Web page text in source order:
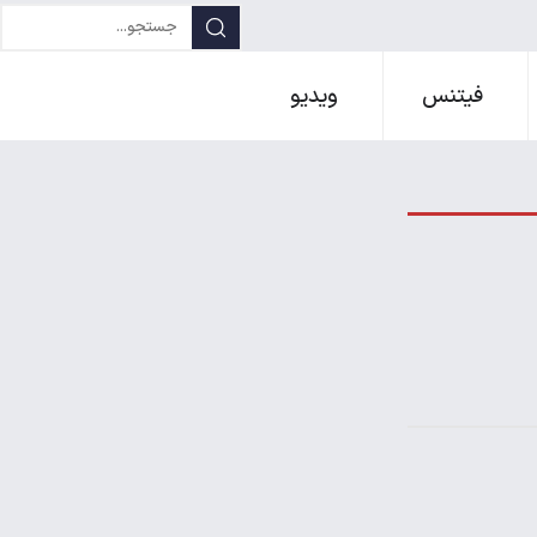
فیتنس ویدیو